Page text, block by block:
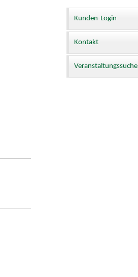
Kunden-Login
Kontakt
Veranstaltungssuche